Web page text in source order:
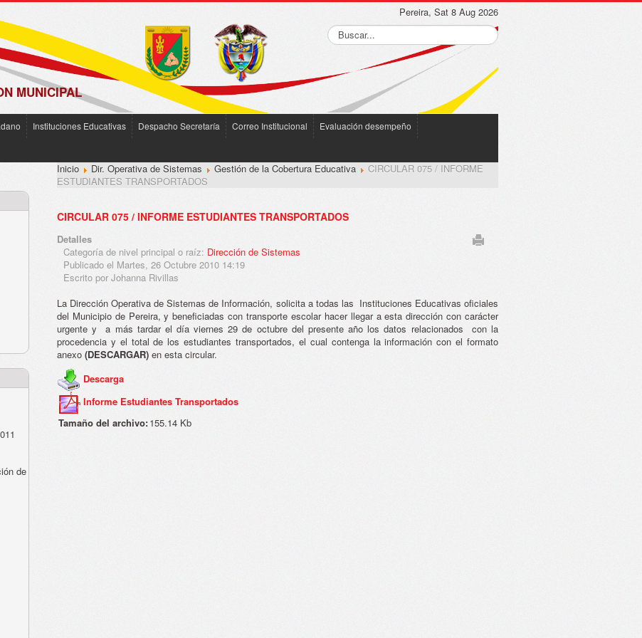
MUNICIPAL
Pereira, Sat 8 Aug 2026
Instituciones Educativas Despacho Secretaría Correo Institucional
Evaluación desempeño
de
Inicio Dir. Operativa de Sistemas Gestión de la Cobertura Educativa
CIRCULAR 075 / INFORME
ESTUDIANTES TRANSPORTADOS
CIRCULAR 075 / INFORME ESTUDIANTES TRANSPORTADOS
Detalles
Categoría de nivel principal o raíz: Dirección de Sistemas
Publicado el Martes, 26 Octubre 2010 14:19
Escrito por Johanna Rivillas
La Dirección Operativa de Sistemas de Información, solicita a todas las Instituciones Educativas oficiales
del Municipio de Pereira, y beneficiadas con transporte escolar hacer llegar a esta dirección con carácter
urgente y a más tardar el día viernes 29 de octubre del presente año los datos relacionados con la
procedencia y el total de los estudiantes transportados, el cual contenga la información con el formato
anexo (DESCARGAR) en esta circular.
Descarga
Informe Estudiantes Transportados
Tamaño del archivo:155.14 Kb